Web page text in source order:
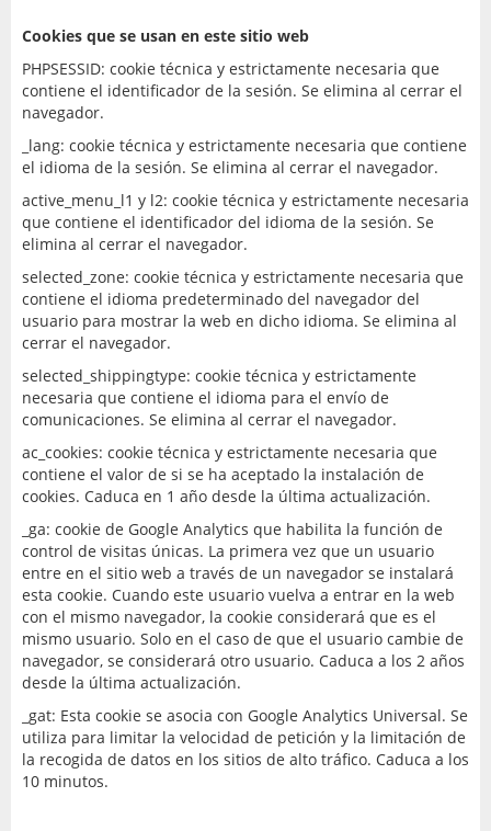
Cookies que se usan en este sitio web
PHPSESSID: cookie técnica y estrictamente necesaria que
contiene el identificador de la sesión. Se elimina al cerrar el
navegador.
_lang: cookie técnica y estrictamente necesaria que contiene
el idioma de la sesión. Se elimina al cerrar el navegador.
active_menu_l1 y l2: cookie técnica y estrictamente necesaria
que contiene el identificador del idioma de la sesión. Se
elimina al cerrar el navegador.
selected_zone: cookie técnica y estrictamente necesaria que
contiene el idioma predeterminado del navegador del
usuario para mostrar la web en dicho idioma. Se elimina al
cerrar el navegador.
selected_shippingtype: cookie técnica y estrictamente
necesaria que contiene el idioma para el envío de
comunicaciones. Se elimina al cerrar el navegador.
ac_cookies: cookie técnica y estrictamente necesaria que
contiene el valor de si se ha aceptado la instalación de
cookies. Caduca en 1 año desde la última actualización.
_ga: cookie de Google Analytics que habilita la función de
control de visitas únicas. La primera vez que un usuario
entre en el sitio web a través de un navegador se instalará
esta cookie. Cuando este usuario vuelva a entrar en la web
con el mismo navegador, la cookie considerará que es el
mismo usuario. Solo en el caso de que el usuario cambie de
navegador, se considerará otro usuario. Caduca a los 2 años
desde la última actualización.
_gat: Esta cookie se asocia con Google Analytics Universal. Se
utiliza para limitar la velocidad de petición y la limitación de
la recogida de datos en los sitios de alto tráfico. Caduca a los
10 minutos.